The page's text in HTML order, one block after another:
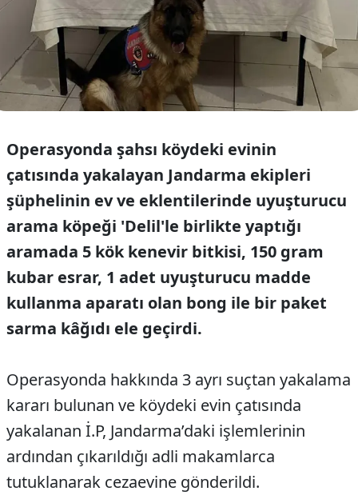
Operasyonda şahsı köydeki evinin
çatısında yakalayan Jandarma ekipleri
şüphelinin ev ve eklentilerinde uyuşturucu
arama köpeği 'Delil'le birlikte yaptığı
aramada 5 kök kenevir bitkisi, 150 gram
kubar esrar, 1 adet uyuşturucu madde
kullanma aparatı olan bong ile bir paket
sarma kâğıdı ele geçirdi.
Operasyonda hakkında 3 ayrı suçtan yakalama
kararı bulunan ve köydeki evin çatısında
yakalanan İ.P, Jandarma’daki işlemlerinin
ardından çıkarıldığı adli makamlarca
tutuklanarak cezaevine gönderildi.